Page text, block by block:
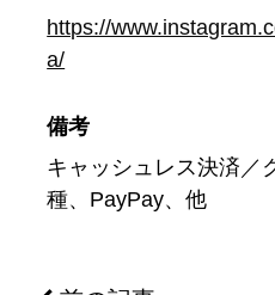
https://
a/
備考
キャッシュレス決済／
種、PayPay、他